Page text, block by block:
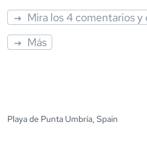
Mira los 4 comentarios y
Más
Playa de Punta Umbría, Spain